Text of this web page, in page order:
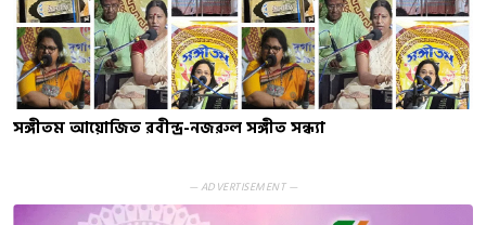
সঙ্গীতম আয়োজিত রবীন্দ্র-নজরুল সঙ্গীত সন্ধ্যা
— ADVERTISEMENT —